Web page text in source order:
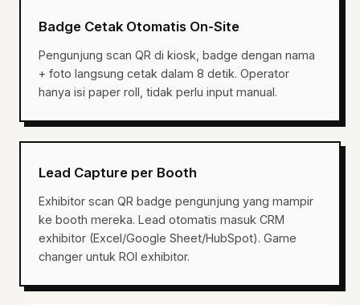
Badge Cetak Otomatis On-Site
Pengunjung scan QR di kiosk, badge dengan nama
+ foto langsung cetak dalam 8 detik. Operator
hanya isi paper roll, tidak perlu input manual.
Lead Capture per Booth
Exhibitor scan QR badge pengunjung yang mampir
ke booth mereka. Lead otomatis masuk CRM
exhibitor (Excel/Google Sheet/HubSpot). Game
changer untuk ROI exhibitor.